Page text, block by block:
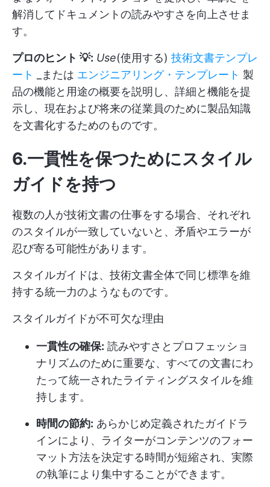
解消してドキュメントの読みやすさを向上させま
す。
プロのヒント 💡: Use(使用する) 技術文書テンプレ
ート
_または エンジニアリング・テンプレート 製
品の機能と用途の概要を説明し、詳細と機能を提
示し、現在および将来の従業員のために製品知識
を文書化するためのものです。
6.一貫性を保つためにスタイル
ガイドを持つ
複数の人が技術文書の仕事をする場合、それぞれ
のスタイルが一致していないと、矛盾やエラーが
忍び寄る可能性があります。
スタイルガイドは、技術文書全体で同じ標準を維
持する統一力のようなものです。
スタイルガイドが不可欠な理由
一貫性の確保: 読みやすさとプロフェッショ
ナリズムのために重要な、すべての文書にわ
たって統一されたライティングスタイルを維
持します。
時間の節約: あらかじめ定義されたガイドラ
インにより、ライターがコンテンツのフォー
マット方法を決定する時間が短縮され、実際
の執筆により集中することができます。